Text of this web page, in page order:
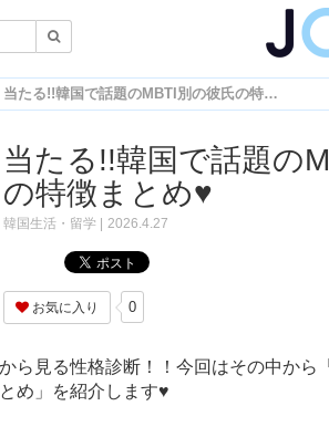
当たる!!韓国で話題のMBTI別の彼氏の特徴まとめ♥
当たる!!韓国で話題の
の特徴まとめ♥
韓国生活・留学 2026.4.27
お気に入り 0
ら見る性格診断！！今回はその中から
め」を紹介します♥